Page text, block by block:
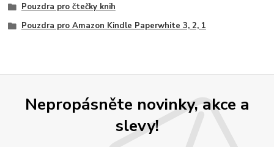
Pouzdra pro čtečky knih
Pouzdra pro Amazon Kindle Paperwhite 3, 2, 1
Nepropásněte novinky, akce a
slevy!